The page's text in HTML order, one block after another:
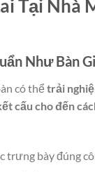
Tại Nhà
Như Bàn
có thể trải
cấu cho đến
trưng bày đúng